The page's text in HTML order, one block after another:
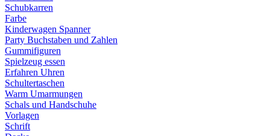
Schubkarren
Farbe
Kinderwagen Spanner
Party Buchstaben und Zahlen
Gummifiguren
Spielzeug essen
Erfahren Uhren
Schultertaschen
Warm Umarmungen
Schals und Handschuhe
Vorlagen
Schrift